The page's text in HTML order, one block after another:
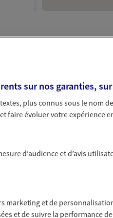
sous-Bois, proche
ou une
sur nos garanties,
plus connus sous le nom de
évoluer votre expérience
d’audience et d’avis
marketing et de
et de suivre la performance